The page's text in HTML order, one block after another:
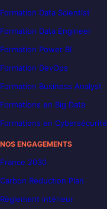
Formation Data Scientist
Formation Data Engineer
Formation Power BI
Formation DevOps
Formation Business Analyst
Formations en Big Data
Formations en Cybersécurité
NOS ENGAGEMENTS
France 2030
Carbon Reduction Plan
Règlement intérieur